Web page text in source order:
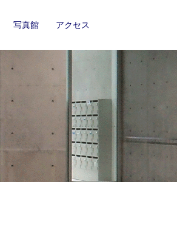
写真館 アクセス